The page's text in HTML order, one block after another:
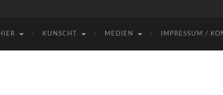
KUNSCHT MEDIEN IMPRESSUM /